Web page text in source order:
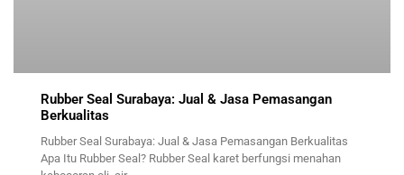
Rubber Seal Surabaya: Jual & Jasa Pemasangan
Berkualitas
Rubber Seal Surabaya: Jual & Jasa Pemasangan Berkualitas
Apa Itu Rubber Seal? Rubber Seal karet berfungsi menahan